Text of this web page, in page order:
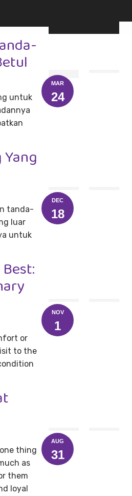
MAR
24
untuk
DEC
18
tanda-
luar
untuk
NOV
1
or
to the
AUG
31
thing
as
them
loyal